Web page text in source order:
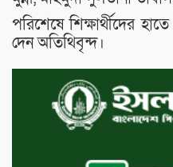
পরিশেষে শিক্ষার্থীদের
দেন অতিথিবৃন্দ।